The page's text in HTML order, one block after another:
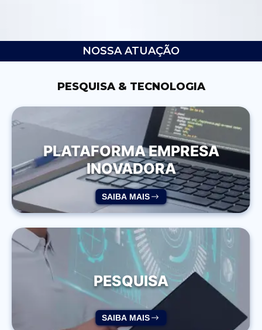
NOSSA ATUAÇÃO
PESQUISA & TECNOLOGIA
PLATAFORMA EMPRESA
INOVADORA
SAIBA MAIS
PESQUISA
SAIBA MAIS